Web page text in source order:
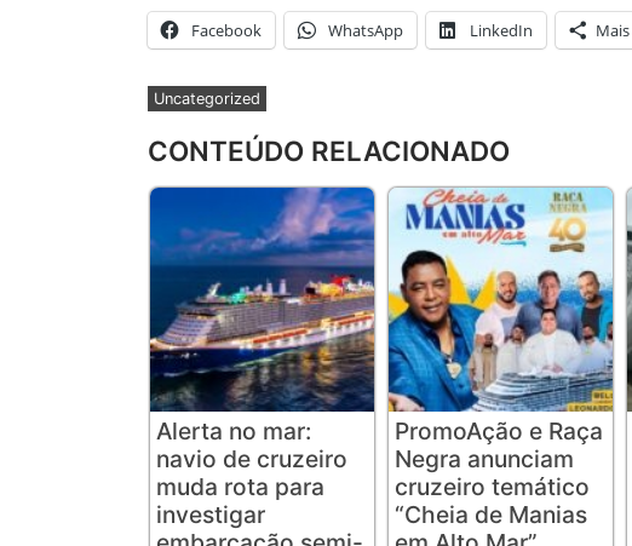
Facebook WhatsApp LinkedIn Mais
Uncategorized
CONTEÚDO RELACIONADO
Alerta no mar:
navio de cruzeiro
muda rota para
investigar
PromoAção e Raça
Negra anunciam
cruzeiro temático
“Cheia de Manias